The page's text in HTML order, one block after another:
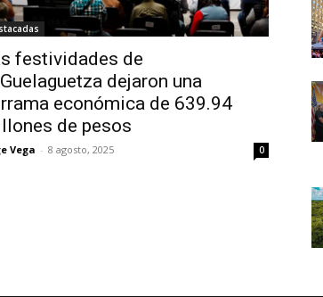
festividades de
dejaron una
económica de 639.94
de pesos
Vega - 8 agosto, 2025 0